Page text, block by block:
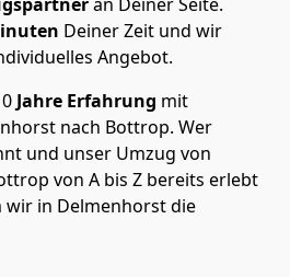
Deiner Zeit und wir
Angebot.
Jahre Erfahrung mit
nach Bottrop. Wer
und unser Umzug von
von A bis Z bereits erlebt
wir in Delmenhorst die